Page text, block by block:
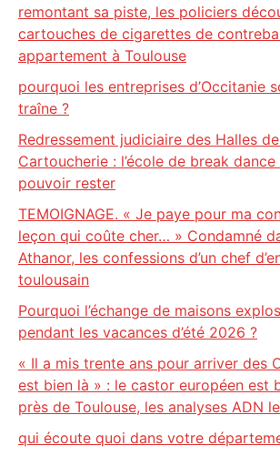
remontant sa piste, les policiers
cartouches de cigarettes de
appartement à Toulouse
pourquoi les entreprises d’Occitanie
traîne ?
Redressement judiciaire des Halles
Cartoucherie : l’école de break
pouvoir rester
TEMOIGNAGE. « Je paye pour ma
leçon qui coûte cher… » Condamné
Athanor, les confessions d’un chef
toulousain
Pourquoi l’échange de maisons
pendant les vacances d’été 2026 ?
« Il a mis trente ans pour arriver des
est bien là » : le castor européen est
près de Toulouse, les analyses ADN
qui écoute quoi dans votre